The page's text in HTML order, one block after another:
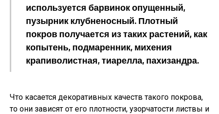
используется барвинок опущенный,
пузырник клубненосный. Плотный
покров получается из таких растений, как
копытень, подмаренник, михения
крапиволистная, тиарелла, пахизандра.
Что касается декоративных качеств такого покрова,
то они зависят от его плотности, узорчатости листвы и